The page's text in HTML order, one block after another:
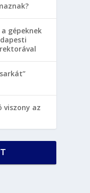
gépeknek
viszony az